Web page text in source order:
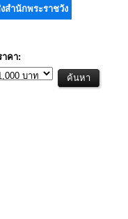
สำนักพระราชวัง
าคา: